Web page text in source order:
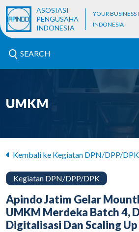
ASOSIASI
PENGUSAHA
INDONESIA
YOUR BUSINESS
INDONESIA
SEARCH
UMKM
Kembali ke Kegiatan DPN/DPP/DPK
Kegiatan DPN/DPP/DPK
Apindo Jatim Gelar
UMKM Merdeka Batch 4,
Digitalisasi Dan Scaling